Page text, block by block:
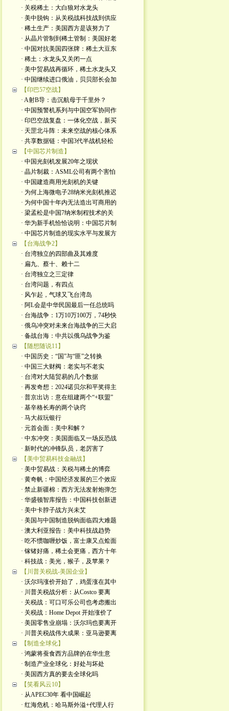
· 关税稀土：大白狼对水龙头
· 美中脱钩：从关税战科技战到供应
· 稀土生产：美国西方是该努力了
· 从晶片管制到稀土管制：美国好老
· 中国对抗美国四张牌：稀土大豆东
· 稀土：水龙头又关闭一点
· 美中贸易战再循环，稀土水龙头又
· 中国继续进口俄油，贝贝部长会加
【印巴57空战】
· A射B导：击沉航母于千里外？
· 中国预警机系列与中国空军协同作
· 印巴空战复盘：一体化空战，新买
· 天罡北斗阵：未来空战的核心体系
· 共享数据链：中国3代半战机轻松
【中国芯片制造】
· 中国光刻机发展20年之现状
· 晶片制裁：ASML公司有两个害怕
· 中国建造商用光刻机的关键
· 为何上海微电子28纳米光刻机推迟
· 为何中国十年内无法造出可商用的
· 梁孟松是中国7纳米制程技术的关
· 华为新手机恰恰说明：中国芯片制
· 中国芯片制造的现实水平与发展方
【台海战争2】
· 台湾独立的四部曲及其难度
· 扁九、蔡十、赖十二
· 台湾独立之三定律
· 台湾问题，有四点
· 风乍起，气球又飞台湾岛
· 阿L会是中华民国最后一任总统吗
· 台海战争：1万10万100万，74秒快
· 俄乌冲突对未来台海战争的三大启
· 备战台海：中共以俄乌战争为鉴
【随想随说11】
· 中国历史：“国”与“匪”之转换
· 中国三大财阀：老实与不老实
· 台湾对大陆贸易的几个数据
· 再发奇想：2024诺贝尔和平奖得主
· 普京出访：意在组建两个“+联盟”
· 基辛格长寿的两个诀窍
· 马大叔玩银行
· 元首会面：美中和解？
· 中东冲突：美国面临又一场反恐战
· 新时代的冲锋队员，老厉害了
【美中贸易科技金融战】
· 美中贸易战：关税与稀土的博弈
· 黄奇帆：中国经济发展的三个效应
· 禁止新疆棉：西方无法发射炮弹怎
· 华盛顿智库报告：中国科技创新进
· 美中卡脖子战方兴未艾
· 美国与中国制造脱钩面临四大难题
· 澳大利亚报告：美中科技战趋势
· 吃不惯咖喱炒饭，富士康又点烩面
· 镓锗好痛，稀土会更痛，西方十年
· 科技战：美光，猴子，及苹果？
【川普关税战-美国企业】
· 沃尔玛涨价开始了，鸡蛋涨在其中
· 川普关税战分析：从Costco 要离
· 关税战：可口可乐公司也考虑搬出
· 关税战：Home Depot 开始涨价了
· 美国零售业崩塌：沃尔玛也要离开
· 川普关税战伟大成果：亚马逊要离
【制造全球化】
· 鸿蒙将蚕食西方品牌的在华生意
· 制造产业全球化：好处与坏处
· 美国西方真的要去全球化吗
【笑看风云10】
· 从APEC30年 看中国崛起
· 红海危机：哈马斯外溢+代理人行